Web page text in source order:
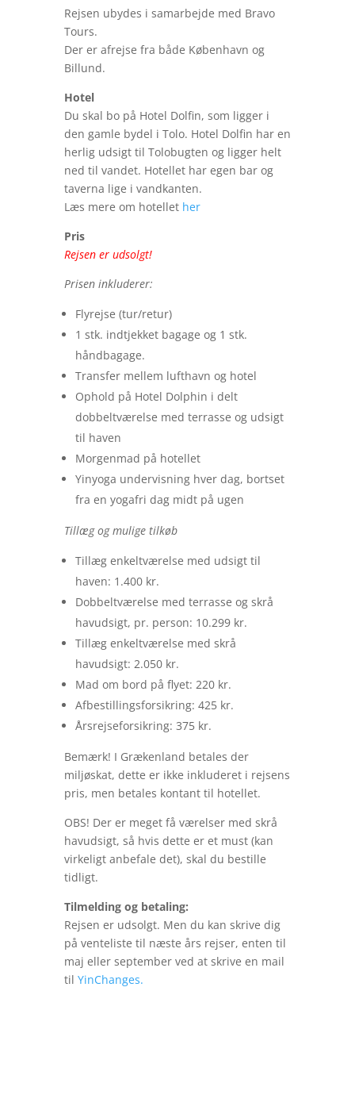
Rejsen ubydes i samarbejde med Bravo
Tours.
Der er afrejse fra både København og
Billund.
Hotel
Du skal bo på Hotel Dolfin, som ligger i
den gamle bydel i Tolo. Hotel Dolfin har en
herlig udsigt til Tolobugten og ligger helt
ned til vandet. Hotellet har egen bar og
taverna lige i vandkanten.
Læs mere om hotellet her
Pris
Rejsen er udsolgt!
Prisen inkluderer:
Flyrejse (tur/retur)
1 stk. indtjekket bagage og 1 stk.
håndbagage.
Transfer mellem lufthavn og hotel
Ophold på Hotel Dolphin i delt
dobbeltværelse med terrasse og udsigt
til haven
Morgenmad på hotellet
Yinyoga undervisning hver dag, bortset
fra en yogafri dag midt på ugen
Tillæg og mulige tilkøb
Tillæg enkeltværelse med udsigt til
haven: 1.400 kr.
Dobbeltværelse med terrasse og skrå
havudsigt, pr. person: 10.299 kr.
Tillæg enkeltværelse med skrå
havudsigt: 2.050 kr.
Mad om bord på flyet: 220 kr.
Afbestillingsforsikring: 425 kr.
Årsrejseforsikring: 375 kr.
Bemærk! I Grækenland betales der
miljøskat, dette er ikke inkluderet i rejsens
pris, men betales kontant til hotellet.
OBS! Der er meget få værelser med skrå
havudsigt, så hvis dette er et must (kan
virkeligt anbefale det), skal du bestille
tidligt.
Tilmelding og betaling:
Rejsen er udsolgt. Men du kan skrive dig
på venteliste til næste års rejser, enten til
maj eller september ved at skrive en mail
til YinChanges.